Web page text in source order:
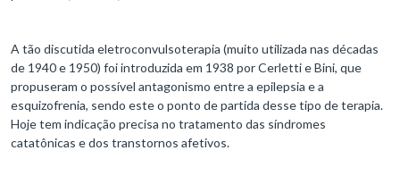
A tão discutida eletroconvulsoterapia (muito utilizada nas décadas
de 1940 e 1950) foi introduzida em 1938 por Cerletti e Bini, que
propuseram o possível antagonismo entre a epilepsia e a
esquizofrenia, sendo este o ponto de partida desse tipo de terapia.
Hoje tem indicação precisa no tratamento das síndromes
catatônicas e dos transtornos afetivos.